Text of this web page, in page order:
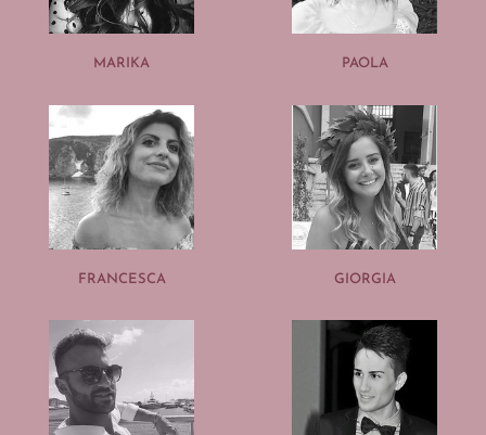
MARIKA PAOLA
FRANCESCA GIORGIA